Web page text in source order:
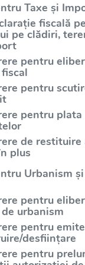
Taxe și
fiscală
pe clădiri,
pentru
pentru
pentru
de restituire
plus
Urbanism
pentru
urbanism
pentru
desființare
pentru